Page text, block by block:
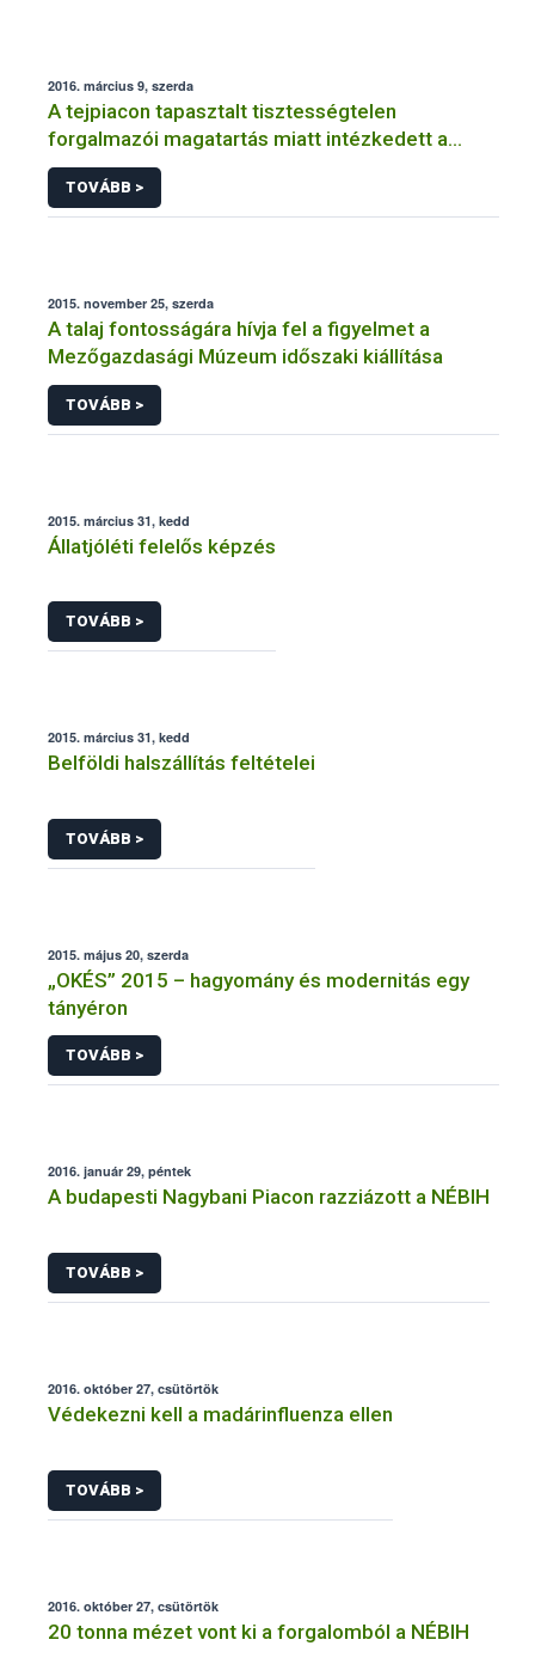
2016. március 9, szerda
A tejpiacon tapasztalt tisztességtelen
forgalmazói magatartás miatt intézkedett a
NÉBIH
TOVÁBB >
2015. november 25, szerda
A talaj fontosságára hívja fel a figyelmet a
Mezőgazdasági Múzeum időszaki kiállítása
TOVÁBB >
2015. március 31, kedd
Állatjóléti felelős képzés
TOVÁBB >
2015. március 31, kedd
Belföldi halszállítás feltételei
TOVÁBB >
2015. május 20, szerda
„OKÉS” 2015 – hagyomány és modernitás egy
tányéron
TOVÁBB >
2016. január 29, péntek
A budapesti Nagybani Piacon razziázott a NÉBIH
TOVÁBB >
2016. október 27, csütörtök
Védekezni kell a madárinfluenza ellen
TOVÁBB >
2016. október 27, csütörtök
20 tonna mézet vont ki a forgalomból a NÉBIH